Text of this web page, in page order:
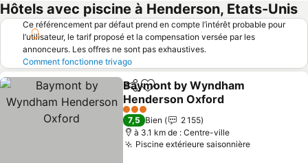
Hôtels avec piscine à Henderson, Etats-Unis
Ce référencement par défaut prend en compte l’intérêt probable pour
l’utilisateur, le tarif proposé et la compensation versée par les
annonceurs. Les offres ne sont pas exhaustives.
Comment fonctionne trivago
PartagerAjouter à mes favoris
Baymont by Wyndham
Henderson Oxford
Consulter les prix
3 Étoiles
7,5 Bien
2 155
à 3.1 km de : Centre-ville
Piscine extérieure saisonnièreConsulter